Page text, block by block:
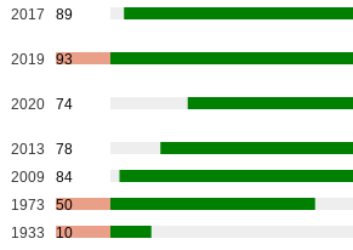
2017 89
2019 93
2020 74
2013
78
2009
84
1973
50
1933
10